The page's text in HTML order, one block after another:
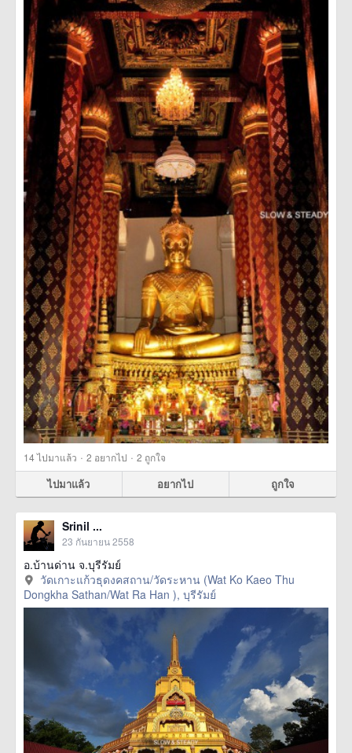
14ไปมาแล้ว · 2 อยากไป · 2 ถูกใจ
ไปมาแล้ว อยากไป ถูกใจ
Srinil ...
23 กันยายน 2558
อ.บ้านด่าน จ.บุรีรัมย์
วัดเกาะแก้วธุดงคสถาน/วัดระหาน (Wat Ko Kaeo Thu
Dongkha Sathan/Wat Ra Han ), บุรีรัมย์